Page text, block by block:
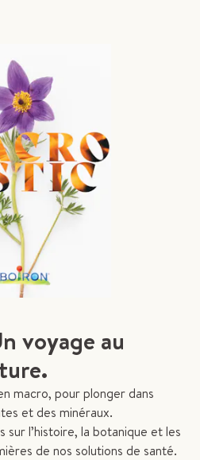
voyage au
macro, pour plonger dans
et des minéraux.
l’histoire, la botanique et les
de nos solutions de santé.